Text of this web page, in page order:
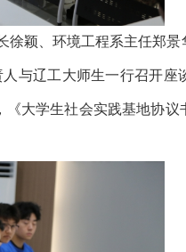
颖、环境工程系主任郑
与辽工大师生一行召开座
大学生社会实践基地协